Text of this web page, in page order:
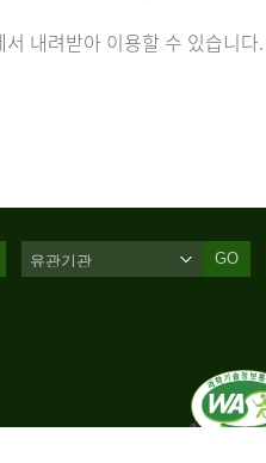
내려받아 이용할 수 있습니다.
GO